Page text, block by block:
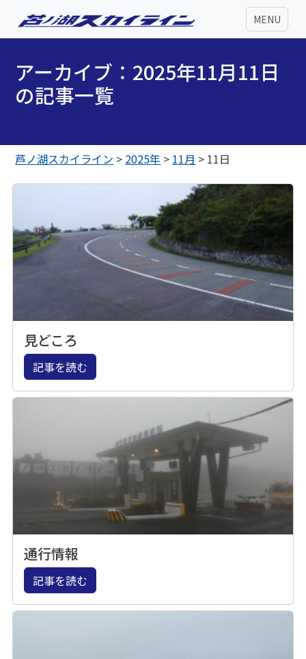
MENU
アーカイブ：2025年11月11日
の記事一覧
芦ノ湖スカイライン > 2025年 > 11月 > 11日
見どころ
記事を読む
通行情報
記事を読む